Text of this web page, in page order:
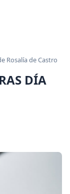
Rosalía de Castro
DÍA